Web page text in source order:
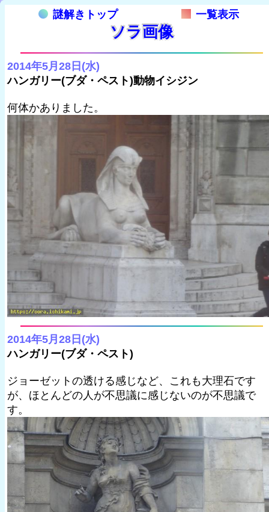
謎解きトップ 一覧表示
ソラ画像
2014年5月28日(水)
ハンガリー(ブダ・ペスト)動物イシジン
何体かありました。
2014年5月28日(水)
ハンガリー(ブダ・ペスト)
ジョーゼットの透ける感じなど、これも大理石です
が、ほとんどの人が不思議に感じないのが不思議で
す。